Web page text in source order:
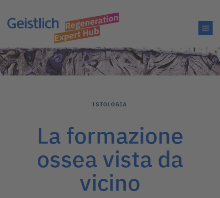
ISTOLOGIA
La formazione
ossea vista da
vicino